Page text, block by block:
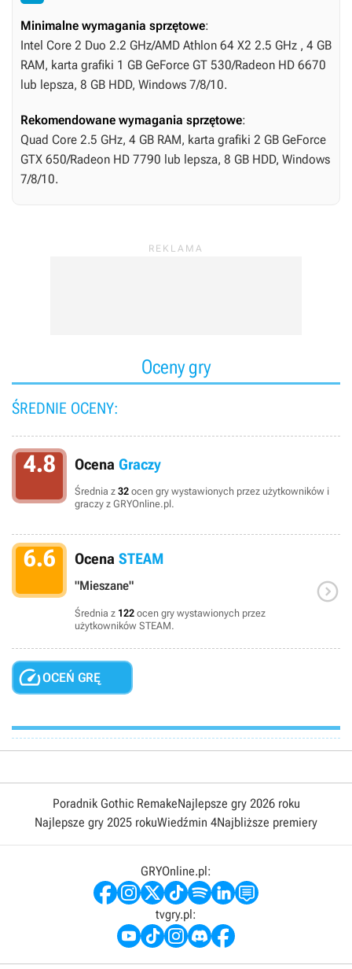
Minimalne wymagania sprzętowe:
Intel Core 2 Duo 2.2 GHz/AMD Athlon 64 X2 2.5 GHz , 4 GB
RAM, karta grafiki 1 GB GeForce GT 530/Radeon HD 6670
lub lepsza, 8 GB HDD, Windows 7/8/10.
Rekomendowane wymagania sprzętowe:
Quad Core 2.5 GHz, 4 GB RAM, karta grafiki 2 GB GeForce
GTX 650/Radeon HD 7790 lub lepsza, 8 GB HDD, Windows
7/8/10.
Oceny gry
ŚREDNIE OCENY:
4.8 Ocena Graczy
Średnia z 32 ocen gry wystawionych przez użytkowników i
graczy z GRYOnline.pl.
6.6 Ocena STEAM
"Mieszane"
Średnia z 122 ocen gry wystawionych przez
użytkowników STEAM.

OCEŃ GRĘ
Poradnik Gothic RemakeNajlepsze gry 2026 roku
Najlepsze gry 2025 rokuWiedźmin 4Najbliższe premiery
GRYOnline.pl:
tvgry.pl: